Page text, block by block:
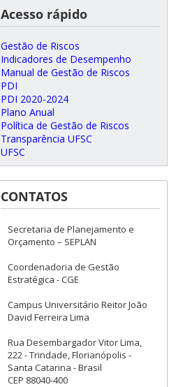
Acesso rápido
Gestão de Riscos
Indicadores de Desempenho
Manual de Gestão de Riscos
PDI
PDI 2020-2024
Plano Anual
Política de Gestão de Riscos
Transparência UFSC
UFSC
CONTATOS
Secretaria de Planejamento e
Orçamento – SEPLAN
Coordenadoria de Gestão
Estratégica - CGE
Campus Universitário Reitor João
David Ferreira Lima
Rua Desembargador Vitor Lima,
222 - Trindade, Florianópolis -
Santa Catarina - Brasil
CEP 88040-400